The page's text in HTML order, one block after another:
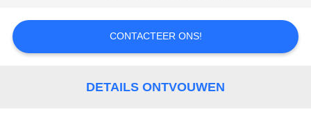
CONTACTEER ONS!
DETAILS ONTVOUWEN